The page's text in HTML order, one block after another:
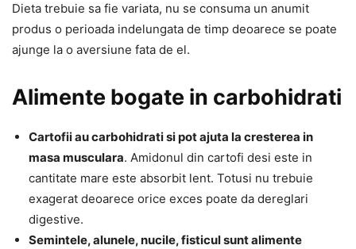
Dieta trebuie sa fie variata, nu se consuma un anumit
produs o perioada indelungata de timp deoarece se poate
ajunge la o aversiune fata de el.
Alimente bogate in carbohidrati
Cartofii au carbohidrati si pot ajuta la cresterea in
masa musculara. Amidonul din cartofi desi este in
cantitate mare este absorbit lent. Totusi nu trebuie
exagerat deoarece orice exces poate da dereglari
digestive.
Semintele, alunele, nucile, fisticul sunt alimente